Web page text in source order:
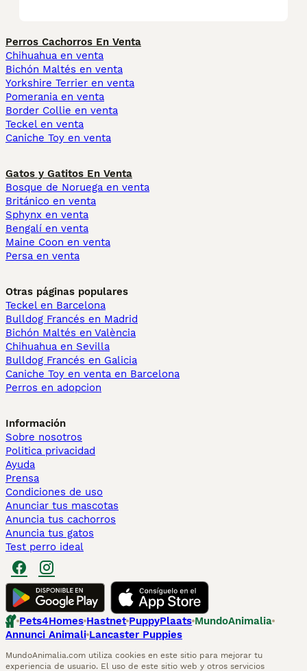
Perros Cachorros En Venta
Chihuahua en venta
Bichón Maltés en venta
Yorkshire Terrier en venta
Pomerania en venta
Border Collie en venta
Teckel en venta
Caniche Toy en venta
Gatos y Gatitos En Venta
Bosque de Noruega en venta
Británico en venta
Sphynx en venta
Bengalí en venta
Maine Coon en venta
Persa en venta
Otras páginas populares
Teckel en Barcelona
Bulldog Francés en Madrid
Bichón Maltés en València
Chihuahua en Sevilla
Bulldog Francés en Galicia
Caniche Toy en venta en Barcelona
Perros en adopcion
Información
Sobre nosotros
Politica privacidad
Ayuda
Prensa
Condiciones de uso
Anunciar tus mascotas
Anuncia tus cachorros
Anuncia tus gatos
Test perro ideal
Pets4Homes Hastnet PuppyPlaats MundoAnimalia
Annunci Animali Lancaster Puppies
MundoAnimalia.com utiliza cookies en este sitio para mejorar tu
experiencia de usuario. El uso de este sitio web y otros servicios